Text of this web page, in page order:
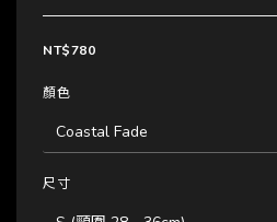
NT$780
顏色
尺寸